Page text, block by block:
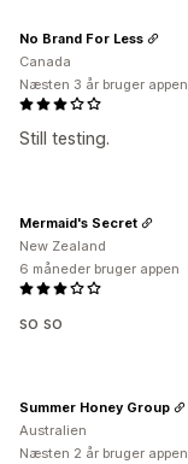
Still testing.
No Brand For Less
Canada
Næsten 3 år bruger appen
so so
Mermaid's Secret
New Zealand
6 måneder bruger appen
Summer Honey Group
Australien
Næsten 2 år bruger appen